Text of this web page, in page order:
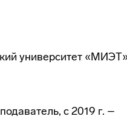
университет «МИЭТ»
с 2019 г. –